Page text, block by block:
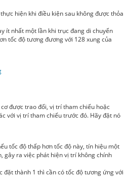
hiện khi điều kiện sau không được thỏa
ít nhất một lần khi trục đang di chuyển
tốc độ tương đương với 128 xung của
được trao đổi, vị trí tham chiếu hoặc
với vị trí tham chiếu trước đó. Hãy đặt nó
tốc độ thấp hơn tốc độ này, tín hiệu một
gây ra việc phát hiện vị trí không chính
đặt thành 1 thì cần có tốc độ tương ứng với